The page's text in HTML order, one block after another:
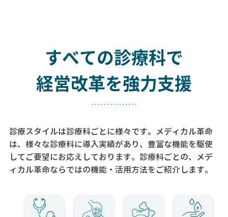
すべての診療科で
経営改革を強力支援
診療スタイルは診療科ごとに様々です。メディカル革命
は、様々な診療科に導入実績があり、 豊富な機能を駆使
してご要望にお応えしております。 診療科ごとの、メデ
ィカル革命ならではの機能・活用方法をご紹介します。